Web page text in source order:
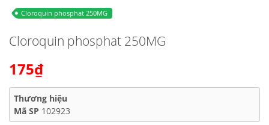
Cloroquin phosphat 250MG
Cloroquin phosphat 250MG
175₫
Thương hiệu
Mã SP 102923